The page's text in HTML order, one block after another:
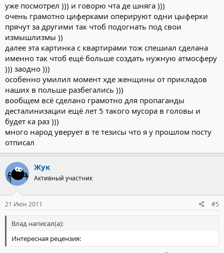
Остальной полет мысли в комментариях не нуждается.
А модераторов прошу обратить внимание на этого участника
форума, который кроме флуда и пустых по содержанию
сообщений ничего в форум не привносит.
уже посмотрел ))) и говорю чта де шняга )))
очень грамотно циферками оперируют одни цыферки
прячут за другими так чтоб подогнать под свои
измышлизмы ))
далее эта картинка с квартирами тож спешиал сделана
именно так чтоб ещё больше создать нужную атмосферу
))) заодно )))
особенно умилил момент хде женщины от прикладов
наших в польше разбегались )))
вообщем всё сделано грамотно для пропаганды
десталинизации ещё лет 5 такого мусора в головы и
будет ка раз )))
много народ уверует в те тезисы что я у прошлом посту
отписал
Жук
Активный участник
21 Июн 2011 #5
Влад написал(а):
Интересная рецензия: